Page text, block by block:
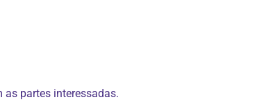
as partes interessadas.